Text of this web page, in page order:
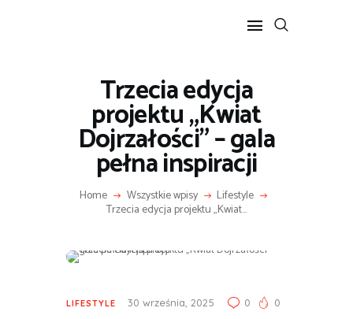
Trzecia edycja
projektu „Kwiat
Dojrzałości” – gala
pełna inspiracji
Home Wszystkie wpisy Lifestyle
Trzecia edycja projektu „Kwiat...
POPULARNE
BIZNES I FINANSE
IT I TECHNOLOGIE
LIFESTYLE
MOTORYZACJA
LIFESTYLE 30 września, 2025 0 0